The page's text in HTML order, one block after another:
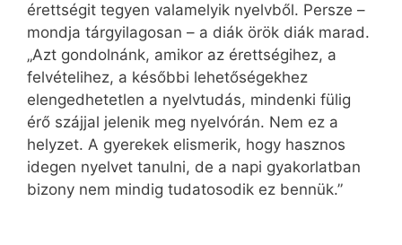
érettségit tegyen valamelyik nyelvből. Persze –
mondja tárgyilagosan – a diák örök diák marad.
„Azt gondolnánk, amikor az érettségihez, a
felvételihez, a későbbi lehetőségekhez
elengedhetetlen a nyelvtudás, mindenki fülig
érő szájjal jelenik meg nyelvórán. Nem ez a
helyzet. A gyerekek elismerik, hogy hasznos
idegen nyelvet tanulni, de a napi gyakorlatban
bizony nem mindig tudatosodik ez bennük.”